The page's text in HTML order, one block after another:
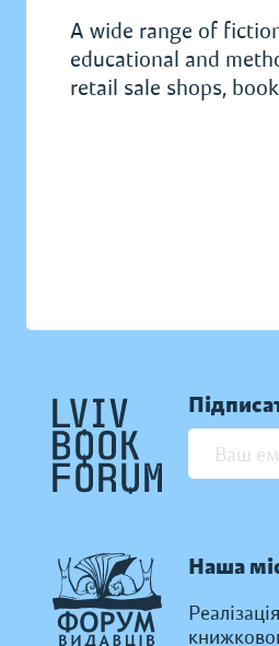
A wide range of
educational and
retail sale shops,
Наша